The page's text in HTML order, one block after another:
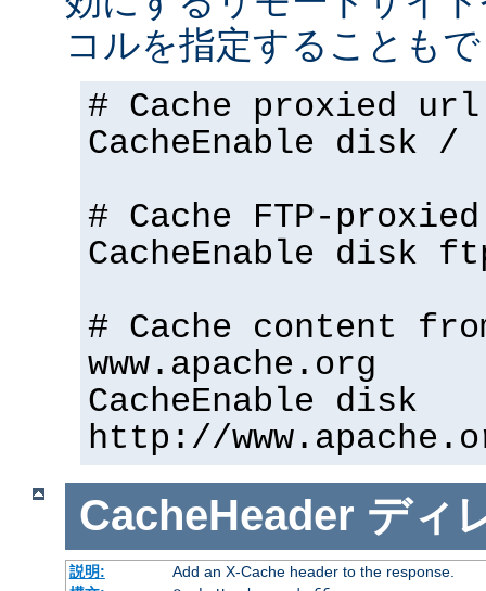
コルを指定することも
# Cache proxied
CacheEnable disk /
# Cache FTP-
CacheEnable disk
# Cache content
www.apache.org
CacheEnable disk
http://
CacheHeader ディ
説明:
Add an X-Cache header to the response.